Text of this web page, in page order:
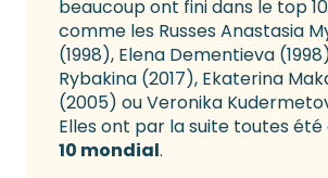
beaucoup ont fini dans le top
comme les Russes Anastasia
(1998), Elena Dementieva
Rybakina (2017), Ekaterina
(2005) ou Veronika
Elles ont par la suite toutes été
10 mondial.